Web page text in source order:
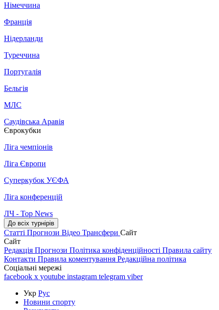
Німеччина
Франція
Нідерланди
Туреччина
Португалія
Бельгія
МЛС
Саудівська Аравія
Єврокубки
Ліга чемпіонів
Ліга Європи
Суперкубок УЄФА
Ліга конференцій
ЛЧ - Top News
До всіх турнірів
Статті Прогнози Відео Трансфери Сайт
Сайт
Редакція Прогнози Політика конфіденційності Правила сайту
Контакти Правила коментування Редакційна політика
Соціальні мережі
facebook x youtube instagram telegram viber
Укр Рус
Новини спорту